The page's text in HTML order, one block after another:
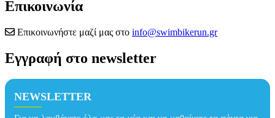
Επικοινωνία
Επικοινωνήστε μαζί μας στο info@swimbikerun.gr
Εγγραφή στο newsletter
NEWSLETTER